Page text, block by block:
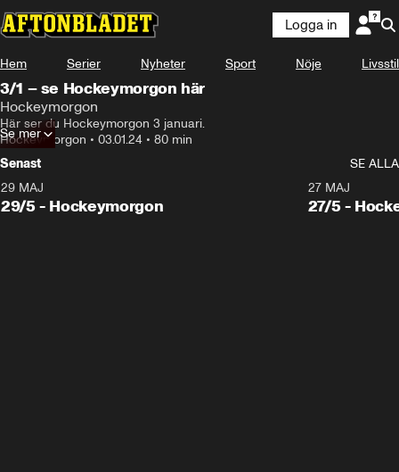
Logga in
Hem Serier Nyheter Sport Nöje Livsstil
3/1 – se Hockeymorgon här
Hockeymorgon
Här ser du Hockeymorgon 3 januari.
Hockeymorgon • 03.01.24 • 80 min
Se mer
Senast
SE ALLA
29 MAJ
29/5 - Hockeymorgon
27 MAJ
27/5 -